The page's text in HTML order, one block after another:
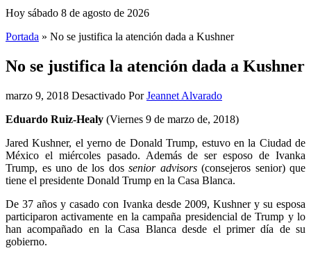
Hoy sábado 8 de agosto de 2026
Portada » No se justifica la atención dada a Kushner
No se justifica la atención dada a Kushner
marzo 9, 2018 Desactivado Por Jeannet Alvarado
Eduardo Ruiz-Healy (Viernes 9 de marzo de, 2018)
Jared Kushner, el yerno de Donald Trump, estuvo en la Ciudad de
México el miércoles pasado. Además de ser esposo de Ivanka
Trump, es uno de los dos senior advisors(consejeros senior) que
tiene el presidente Donald Trump en la Casa Blanca.
De 37 años y casado con Ivanka desde 2009, Kushner y su esposa
participaron activamente en la campaña presidencial de Trump y lo
han acompañado en la Casa Blanca desde el primer día de su
gobierno.